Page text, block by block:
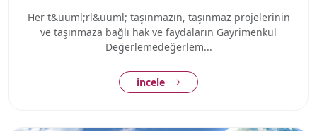
Her t&uuml;rl&uuml; taşınmazın, taşınmaz projelerinin
ve taşınmaza bağlı hak ve faydaların Gayrimenkul
Değerlemedeğerlem...
incele